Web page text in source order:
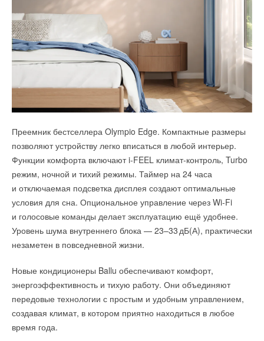
Преемник бестселлера Olympio Edge. Компактные размеры
позволяют устройству легко вписаться в любой интерьер.
Функции комфорта включают i-FEEL климат-контроль, Turbo
режим, ночной и тихий режимы. Таймер на 24 часа
и отключаемая подсветка дисплея создают оптимальные
условия для сна. Опциональное управление через Wi-Fi
и голосовые команды делает эксплуатацию ещё удобнее.
Уровень шума внутреннего блока — 23–33 дБ(А), практически
незаметен в повседневной жизни.
Новые кондиционеры Ballu обеспечивают комфорт,
энергоэффективность и тихую работу. Они объединяют
передовые технологии с простым и удобным управлением,
создавая климат, в котором приятно находиться в любое
время года.